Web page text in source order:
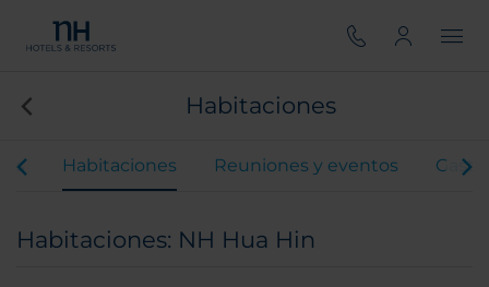
Habitaciones
Habitaciones Reuniones y eventos
Habitaciones: NH Hua Hin